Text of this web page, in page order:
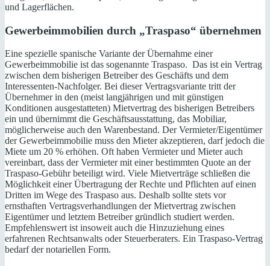
und Lagerflächen.
Gewerbeimmobilien durch „Traspaso“ übernehmen
Eine spezielle spanische Variante der Übernahme einer
Gewerbeimmobilie ist das sogenannte Traspaso. Das ist ein Vertrag
zwischen dem bisherigen Betreiber des Geschäfts und dem
Interessenten-Nachfolger. Bei dieser Vertragsvariante tritt der
Übernehmer in den (meist langjährigen und mit günstigen
Konditionen ausgestatteten) Mietvertrag des bisherigen Betreibers
ein und übernimmt die Geschäftsausstattung, das Mobiliar,
möglicherweise auch den Warenbestand. Der Vermieter/Eigentümer
der Gewerbeimmobilie muss den Mieter akzeptieren, darf jedoch die
Miete um 20 % erhöhen. Oft haben Vermieter und Mieter auch
vereinbart, dass der Vermieter mit einer bestimmten Quote an der
Traspaso-Gebühr beteiligt wird. Viele Mietverträge schließen die
Möglichkeit einer Übertragung der Rechte und Pflichten auf einen
Dritten im Wege des Traspaso aus. Deshalb sollte stets vor
ernsthaften Vertragsverhandlungen der Mietvertrag zwischen
Eigentümer und letztem Betreiber gründlich studiert werden.
Empfehlenswert ist insoweit auch die Hinzuziehung eines
erfahrenen Rechtsanwalts oder Steuerberaters. Ein Traspaso-Vertrag
bedarf der notariellen Form.